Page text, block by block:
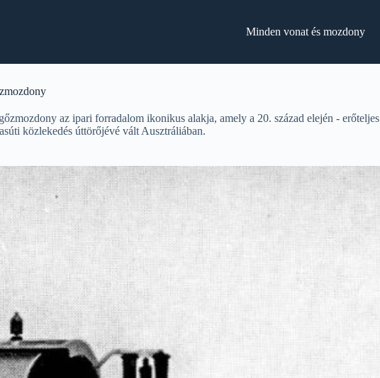
Minden vonat és mozdony
az ipari forradalom ikonikus alakja, amely a 20. század elején - erőteljes
közlekedés úttörőjévé vált Ausztráliában.